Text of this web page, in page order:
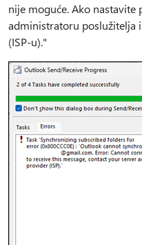
nije moguće. Ako
administratoru poslužitelja
(ISP-u)."